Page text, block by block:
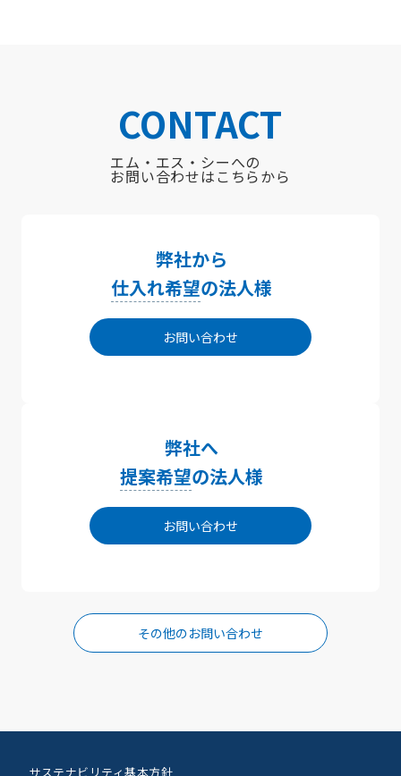
CONTACT
エム・エス・シーへの
お問い合わせはこちらから
弊社から
仕入れ希望の法人様
お問い合わせ
弊社へ
提案希望の法人様
お問い合わせ
その他のお問い合わせ
サステナビリティ基本方針